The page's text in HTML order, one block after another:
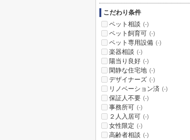
こだわり条件
ペット相談 (-)
ペット飼育可 (-)
ペット専用設備 (-)
楽器相談 (-)
陽当り良好 (-)
閑静な住宅地 (-)
デザイナーズ (-)
リノベーション済 (-)
保証人不要 (-)
事務所可 (-)
２人入居可 (-)
女性限定 (-)
高齢者相談 (-)